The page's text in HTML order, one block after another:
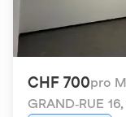
CHF 700pro
GRAND-RUE 16,